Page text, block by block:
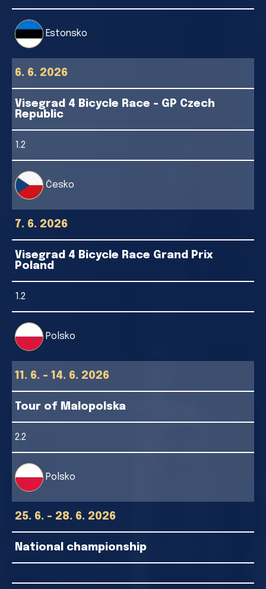
Estonsko
6. 6. 2026
Visegrad 4 Bicycle Race - GP Czech
Republic
1.2
Česko
7. 6. 2026
Visegrad 4 Bicycle Race Grand Prix
Poland
1.2
Polsko
11. 6. - 14. 6. 2026
Tour of Malopolska
2.2
Polsko
25. 6. - 28. 6. 2026
National championship